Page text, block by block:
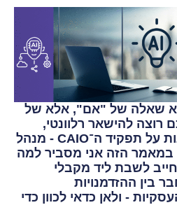
שאלה של "אם", אלא של
רוצה להישאר רלוונטי,
הגיע הזמן לדבר ברצינות על תפקיד ה־CAIO - מנהל
במאמר הזה אני מסביר למה
לשבת ליד מקבלי
בין ההזדמנויות
- ולאן כדאי לכוון כדי